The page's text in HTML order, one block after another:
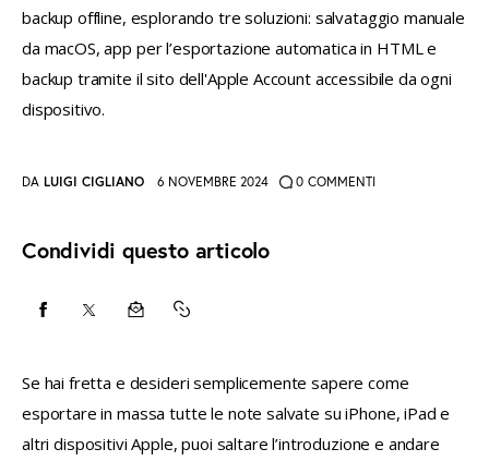
backup offline, esplorando tre soluzioni: salvataggio manuale
da macOS, app per l’esportazione automatica in HTML e
backup tramite il sito dell'Apple Account accessibile da ogni
dispositivo.
DA LUIGI CIGLIANO 6 NOVEMBRE 2024 0 COMMENTI
Condividi questo articolo
CONDIVIDI
FACEBOOK
CONDIVIDI
X
CONDIVIDI
EMAIL
COPY
TO
CLIPBOARD
Se hai fretta e desideri semplicemente sapere come
esportare in massa tutte le note salvate su iPhone, iPad e
altri dispositivi Apple, puoi saltare l’introduzione e andare